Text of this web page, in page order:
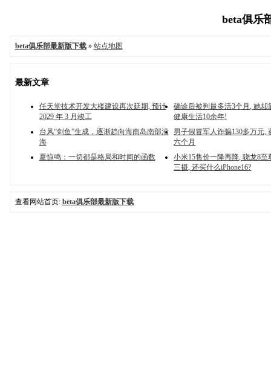
beta俱乐
beta俱乐部最新版下载» 站点地图
最新文章
任天堂技术开发大楼建设再次延期, 预计
2029 年 3 月竣工
确诊后被判最多活3个月, 她却
健康生活10余年!
台风“剑鱼”生成，逐渐趋向海南岛南部沿
海
男子假冒军人诈骗130多万元,
六个月
夏惊鸣：一切都是格局和时间的函数
小米15售价一降再降, 骁龙8至
三摄, 还买什么iPhone16?
查看网站首页: beta俱乐部最新版下载